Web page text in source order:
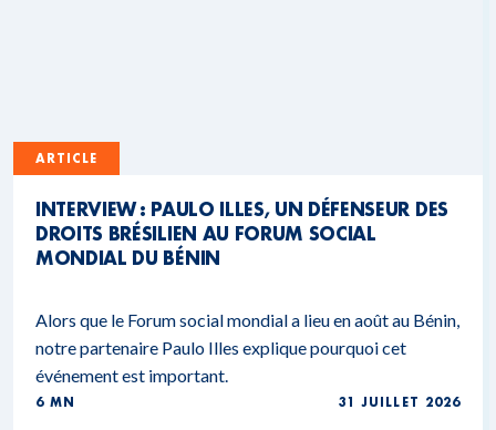
ARTICLE
INTERVIEW : PAULO ILLES, UN DÉFENSEUR DES
DROITS BRÉSILIEN AU FORUM SOCIAL
MONDIAL DU BÉNIN
Alors que le Forum social mondial a lieu en août au Bénin,
notre partenaire Paulo Illes explique pourquoi cet
événement est important.
6 MN 31 JUILLET 2026